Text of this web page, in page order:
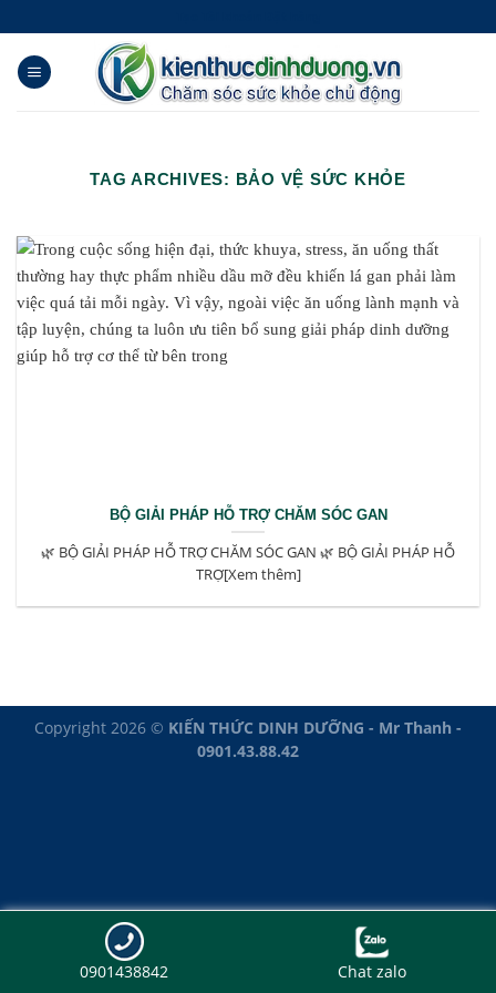
to
content
TAG ARCHIVES: BẢO VỆ SỨC KHỎE
BỘ GIẢI PHÁP HỖ TRỢ CHĂM SÓC GAN
🌿 BỘ GIẢI PHÁP HỖ TRỢ CHĂM SÓC GAN 🌿 BỘ GIẢI PHÁP HỖ
TRỢ[Xem thêm]
Copyright 2026 © KIẾN THỨC DINH DƯỠNG - Mr Thanh -
0901.43.88.42
0901438842 Chat zalo